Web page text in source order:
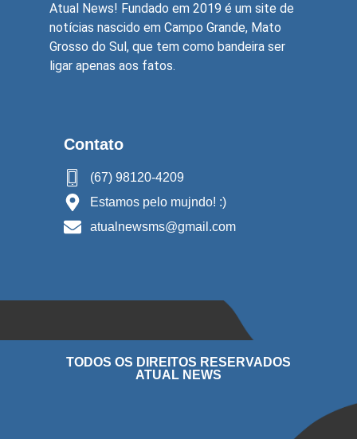
Atual News! Fundado em 2019 é um site de
notícias nascido em Campo Grande, Mato
Grosso do Sul, que tem como bandeira ser
ligar apenas aos fatos.
Contato
(67) 98120-4209
Estamos pelo mujndo! :)
atualnewsms@gmail.com
TODOS OS DIREITOS RESERVADOS
ATUAL NEWS